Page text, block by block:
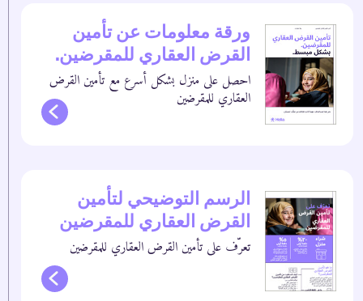
ورقة معلومات عن تأمين
القرض العقاري للمقرضين.
احصل على منزل بشكل أسرع مع تأمين القرض
العقاري للمقرضين
الرسم التوضيحي لتأمين
القرض العقاري للمقرضين
تعرّف على تأمين القرض العقاري للمقرضين